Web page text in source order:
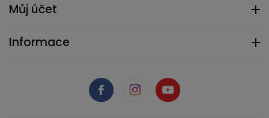
Můj účet
Informace